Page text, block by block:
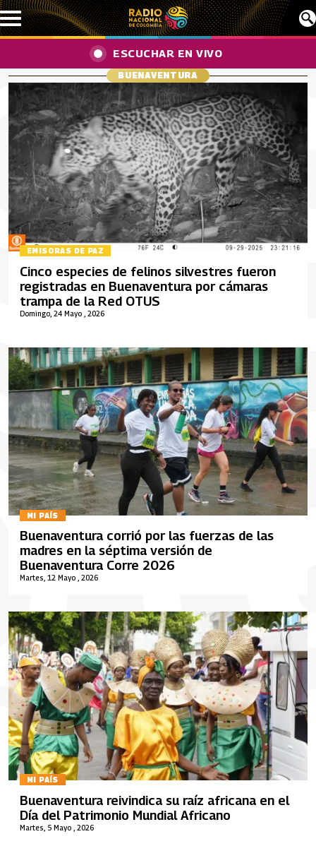
Pasar al contenido principal
ESCUCHAR EN VIVO
BUENAVENTURA
EMISORAS DE PAZ
Domingo, 24 Mayo , 2026
Cinco especies de felinos silvestres fueron
registradas en Buenaventura por cámaras
trampa de la Red OTUS
MI PAÍS
Martes, 12 Mayo , 2026
Buenaventura corrió por las fuerzas de las
madres en la séptima versión de
Buenaventura Corre 2026
MI PAÍS
Martes, 5 Mayo , 2026
Buenaventura reivindica su raíz africana en el
Día del Patrimonio Mundial Africano